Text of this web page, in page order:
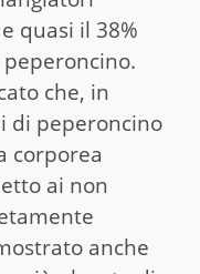
quasi il 38%
che, in
di peperoncino
corporea
ai non
anche